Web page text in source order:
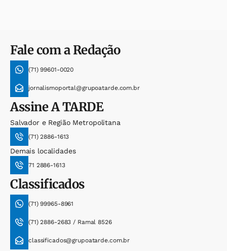
Fale com a Redação
(71) 99601-0020
jornalismoportal@grupoatarde.com.br
AssineA TARDE
Salvador e Região Metropolitana
(71) 2886-1613
Demais localidades
71 2886-1613
Classificados
(71) 99965-8961
(71) 2886-2683 / Ramal 8526
classificados@grupoatarde.com.br